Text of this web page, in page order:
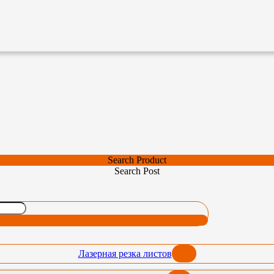
Search Product
Search Post
Лазерная резка листов